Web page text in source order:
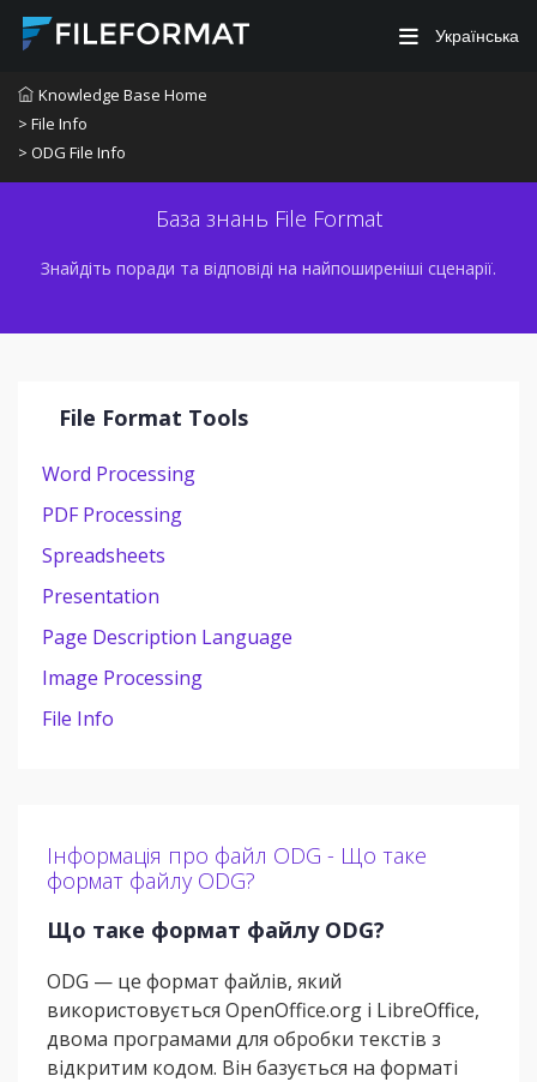
Українська
Knowledge Base Home
> File Info
> ODG File Info
База знань File Format
Знайдіть поради та відповіді на найпоширеніші сценарії.
File Format Tools
Word Processing
PDF Processing
Spreadsheets
Presentation
Page Description Language
Image Processing
File Info
Інформація про файл ODG - Що таке
формат файлу ODG?
Що таке формат файлу ODG?
ODG — це формат файлів, який
використовується OpenOffice.org і LibreOffice,
двома програмами для обробки текстів з
відкритим кодом. Він базується на форматі